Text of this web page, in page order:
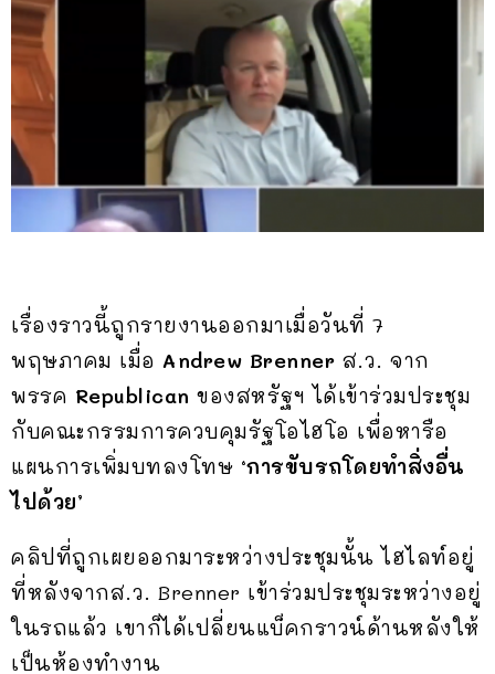
เรื่องราวนี้ถูกรายงานออกมาเมื่อวันที่ 7
พฤษภาคม เมื่อ Andrew Brenner ส.ว. จาก
พรรค Republican ของสหรัฐฯ ได้เข้าร่วมประชุม
กับคณะกรรมการควบคุมรัฐโอไฮโอ เพื่อหารือ
แผนการเพิ่มบทลงโทษ ‘การขับรถโดยทำสิ่งอื่น
ไปด้วย’
คลิปที่ถูกเผยออกมาระหว่างประชุมนั้น ไฮไลท์อยู่
ที่หลังจากส.ว. Brenner เข้าร่วมประชุมระหว่างอยู่
ในรถแล้ว เขาก็ได้เปลี่ยนแบ็คกราวน์ด้านหลังให้
เป็นห้องทำงาน